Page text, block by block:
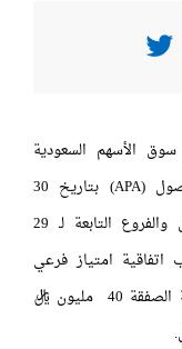
الأسهم السعودية
(تداول)، عن توقيعها على اتفاقية شراء أصول (APA) بتاريخ 30
سبتمبر 2025، للاستحواذ على جميع الأصول والفروع التابعة لـ 29
امتياز فرعي
في مدينتي مكة المكرمة والطائف. وتبلغ قيمة الصفقة 40 مليون ريال